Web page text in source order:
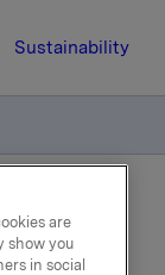
Sustainability
are
show you
in social